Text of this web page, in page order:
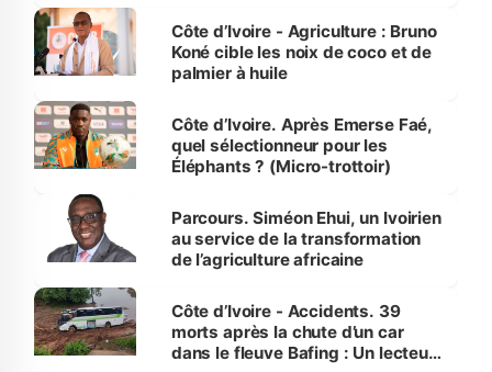
Côte d’Ivoire - Agriculture : Bruno
Koné cible les noix de coco et de
palmier à huile
Côte d’Ivoire. Après Emerse Faé,
quel sélectionneur pour les
Éléphants ? (Micro-trottoir)
Parcours. Siméon Ehui, un Ivoirien
au service de la transformation
de l’agriculture africaine
Côte d’Ivoire - Accidents. 39
morts après la chute d’un car
dans le fleuve Bafing : Un lecteur